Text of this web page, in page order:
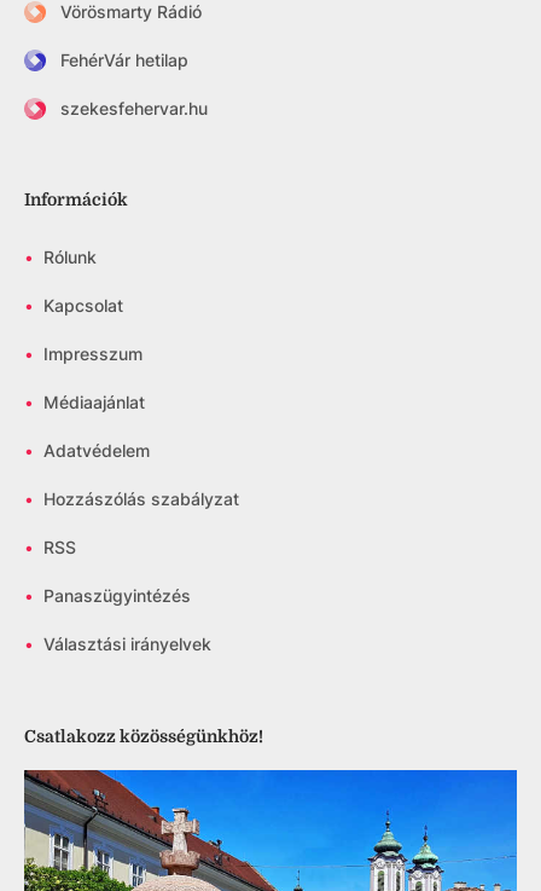
Vörösmarty Rádió
FehérVár hetilap
szekesfehervar.hu
Információk
• Rólunk
• Kapcsolat
• Impresszum
• Médiaajánlat
• Adatvédelem
• Hozzászólás szabályzat
• RSS
• Panaszügyintézés
• Választási irányelvek
Csatlakozz közösségünkhöz!